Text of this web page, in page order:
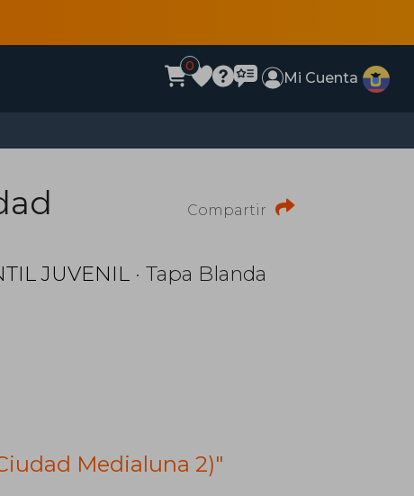
0
Mi Cuenta
Compartir
JUVENIL · Tapa Blanda
Medialuna 2)"